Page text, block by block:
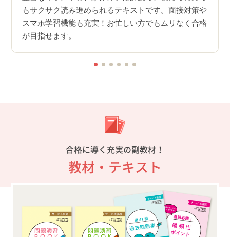
もサクサク読み進められるテキストです。面接対策や
スマホ学習機能も充実！お忙しい方でもムリなく合格
が目指せます。
合格に導く充実の副教材！
教材・テキスト